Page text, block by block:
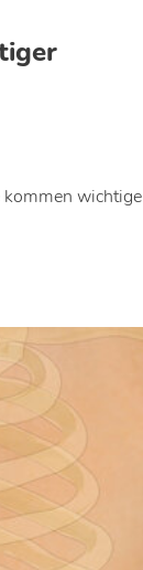
kommen wichtige